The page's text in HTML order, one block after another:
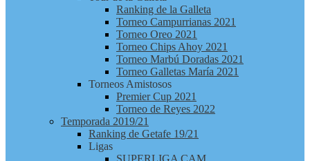
Ranking de la Galleta
Torneo Campurrianas 2021
Torneo Oreo 2021
Torneo Chips Ahoy 2021
Torneo Marbú Doradas 2021
Torneo Galletas María 2021
Torneos Amistosos
Premier Cup 2021
Torneo de Reyes 2022
Temporada 2019/21
Ranking de Getafe 19/21
Ligas
SUPERLIGA CAM